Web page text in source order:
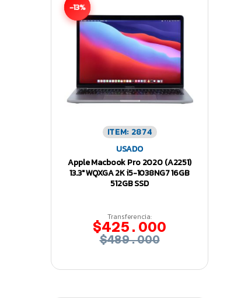
-13%
ITEM: 2874
USADO
Apple Macbook Pro 2020 (A2251)
13.3″ WQXGA 2K i5-1038NG7 16GB
512GB SSD
Transferencia:
$425.000
$489.000